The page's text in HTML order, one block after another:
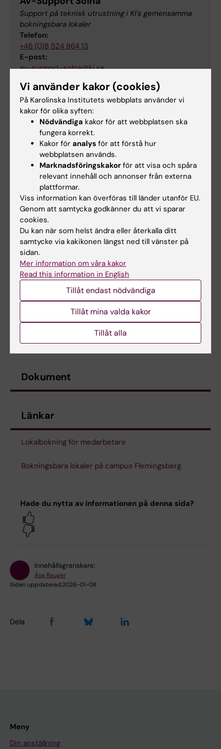
Support på teknisk utrustning i KI's gemensamma
bokningsbara lokaler
Telefon:
+46 (0)8 524 864 13
E-post:
av-support-solna@ki.se
Karta
Dokument
Länkar
Lokalbokning för medarbetare
Bokningsbara lokaler på campus Flemingsberg
Hade du nytta av informationen på denna sida?
Innehållsgranskare:
Åsa Rauger
Sidan uppdaterad:2026-01-08
Dela
Meny
Din anställning
Vi använder kakor (cookies)
På Karolinska Institutets webbplats använder vi
kakor för olika syften:
Nödvändiga kakor för att webbplatsen ska
fungera korrekt.
Kakor för analys för att förstå hur
webbplatsen används.
Marknadsföringskakor för att visa och spåra
relevant innehåll och annonser från externa
plattformar.
Viss information kan överföras till länder utanför EU.
Genom att samtycka godkänner du att vi sparar
cookies.
Du kan när som helst ändra eller återkalla ditt
samtycke via kakikonen längst ned till vänster på
sidan.
Mer information om våra kakor
Read this information in English
Tillåt endast nödvändiga
Tillåt mina valda kakor
Tillåt alla